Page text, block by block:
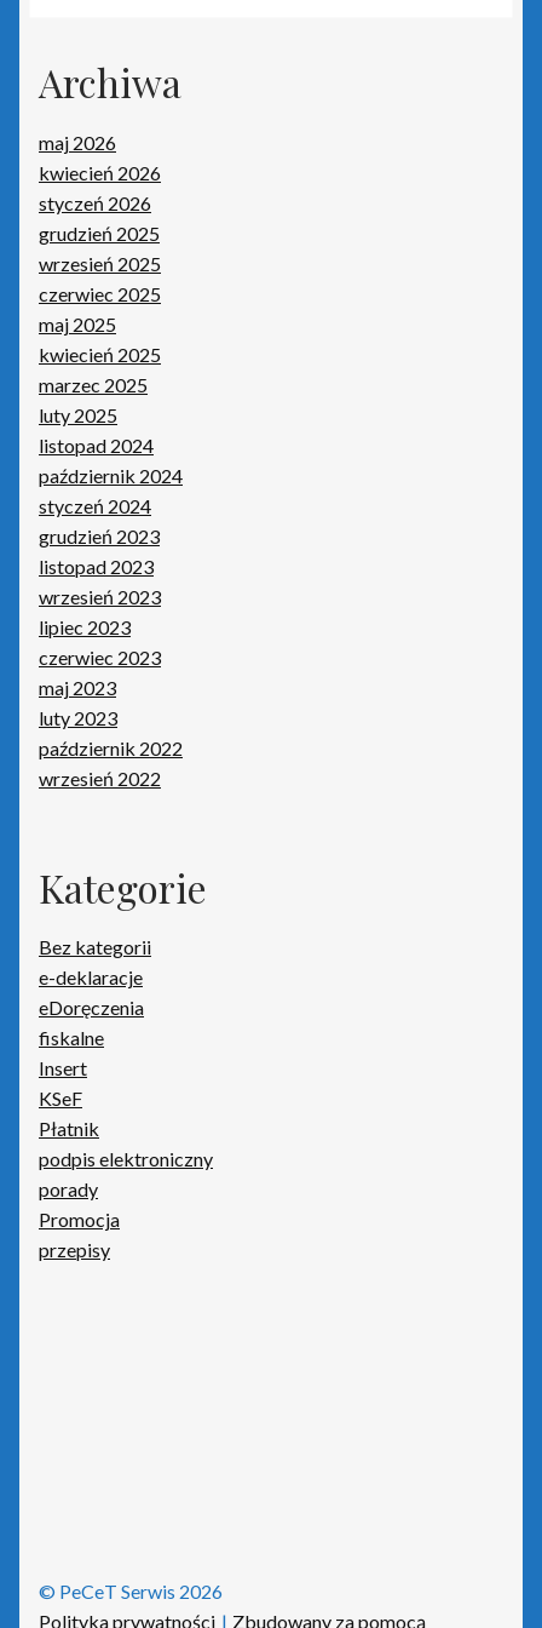
Rachmistrz Nexo
Rachmistrz Nexo Pro
Rewizor Nexo
Rewizor Nexo Pro
Sello nx
Subiekt 123
Subiekt Nexo
Subiekt Nexo Pro
Kasy fiskalne
Poradniki – kasy fiskalne
Koszyk
Moje konto
O nas
Oprogramowanie
Poradniki – oprogramowanie
Płatnik
Podpis elektroniczny
Polityka prywatności
Tonery i tusze
Archiwa
maj 2026
kwiecień 2026
styczeń 2026
grudzień 2025
wrzesień 2025
czerwiec 2025
maj 2025
kwiecień 2025
marzec 2025
luty 2025
listopad 2024
październik 2024
styczeń 2024
grudzień 2023
listopad 2023
wrzesień 2023
lipiec 2023
czerwiec 2023
maj 2023
luty 2023
październik 2022
wrzesień 2022
Kategorie
Bez kategorii
e-deklaracje
eDoręczenia
fiskalne
Insert
KSeF
Płatnik
podpis elektroniczny
porady
Promocja
przepisy
© PeCeT Serwis 2026
Polityka prywatności
Zbudowany za pomocą